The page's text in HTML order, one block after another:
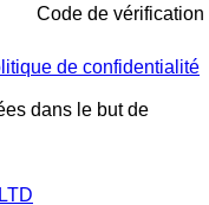
Code de vérification
de confidentialité
dans le but de